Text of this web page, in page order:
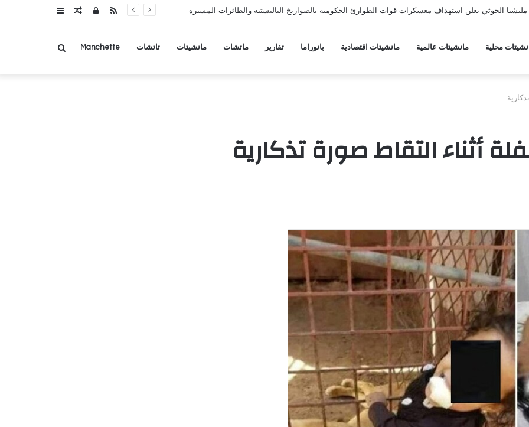
الحوثي يعلن استهداف معسكرات قوات الطوارئ الحكومية بالصواريخ الباليستية والطائرات المسيرة عمودمقالتسجيلRSS
محلية مانشيتات عالمية مانشيتات اقتصادية بانوراما تقارير ماتشات مانشيتات تاتشات Manchette بحث
أثناء التقاط صورة تذكارية